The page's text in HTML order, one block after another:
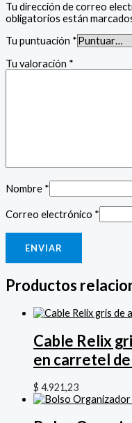
Tu dirección de correo
obligatorios están
Tu puntuación *
Tu valoración *
Nombre *
Correo electrónico *
Productos
Cable Relix
en carretel
$ 4.921,23